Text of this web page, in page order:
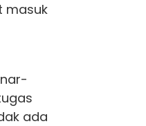
masuk
ada